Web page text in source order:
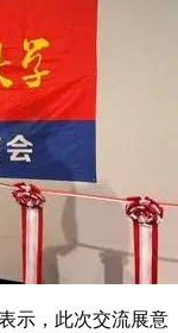
示，此次交流展意